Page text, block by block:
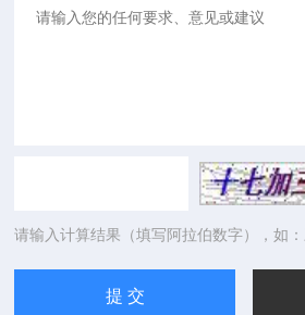
请输入计算结果（填写阿拉伯数字），如